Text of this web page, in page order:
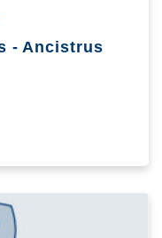
- Ancistrus